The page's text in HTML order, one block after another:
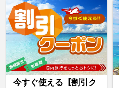
今すぐ使える【割引ク